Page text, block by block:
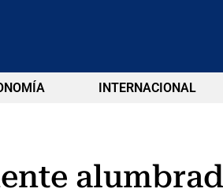
INTERNACIONAL